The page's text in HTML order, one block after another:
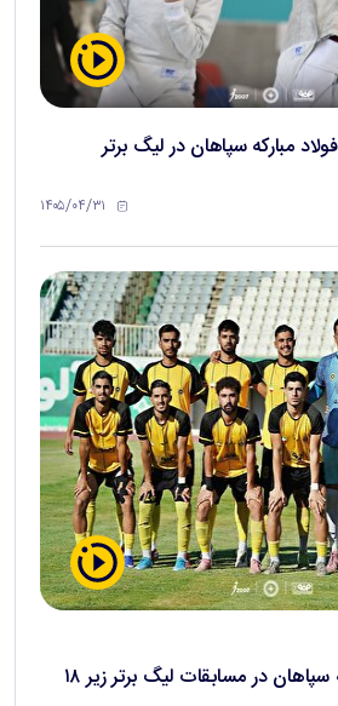
مبارکه سپاهان در لیگ برتر
۱۴۰۵/۰۴/۳۱
قهرمانی فولاد مبارکه سپاهان در مسابقات لیگ برتر زیر ۱۸